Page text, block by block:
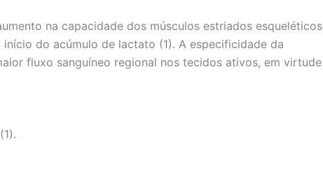
na capacidade dos músculos estriados esqueléticos
do acúmulo de lactato (1). A especificidade da
fluxo sanguíneo regional nos tecidos ativos, em virtude